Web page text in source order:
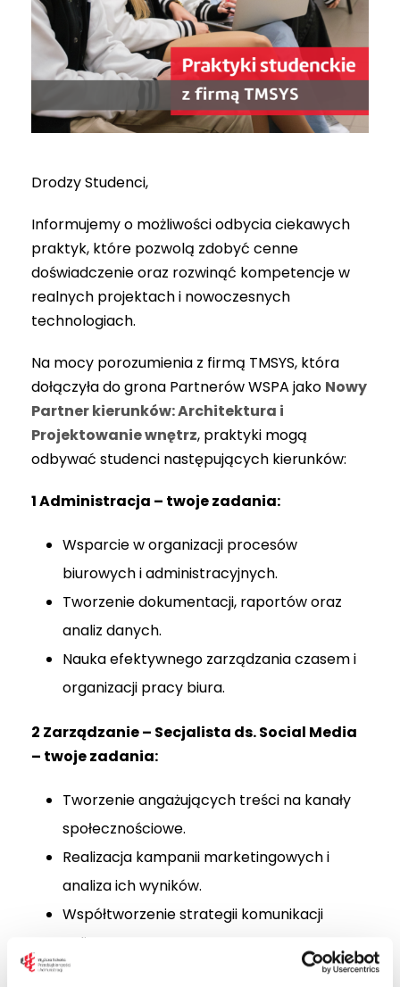
Drodzy Studenci,
Informujemy o możliwości odbycia ciekawych
praktyk, które pozwolą zdobyć cenne
doświadczenie oraz rozwinąć kompetencje w
realnych projektach i nowoczesnych
technologiach.
Na mocy porozumienia z firmą TMSYS, która
dołączyła do grona Partnerów WSPA jako Nowy
Partner kierunków: Architektura i
Projektowanie wnętrz, praktyki mogą
odbywać studenci następujących kierunków:
1️ Administracja – twoje zadania:
Wsparcie w organizacji procesów
biurowych i administracyjnych.
Tworzenie dokumentacji, raportów oraz
analiz danych.
Nauka efektywnego zarządzania czasem i
organizacji pracy biura.
2️ Zarządzanie – Secjalista ds. Social Media
– twoje zadania:
Tworzenie angażujących treści na kanały
społecznościowe.
Realizacja kampanii marketingowych i
analiza ich wyników.
Współtworzenie strategii komunikacji
online.